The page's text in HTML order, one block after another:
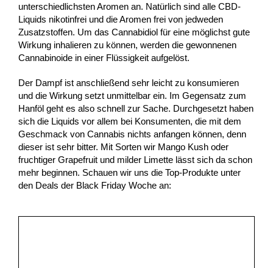
unterschiedlichsten Aromen an. Natürlich sind alle CBD-
Liquids nikotinfrei und die Aromen frei von jedweden
Zusatzstoffen. Um das Cannabidiol für eine möglichst gute
Wirkung inhalieren zu können, werden die gewonnenen
Cannabinoide in einer Flüssigkeit aufgelöst.
Der Dampf ist anschließend sehr leicht zu konsumieren
und die Wirkung setzt unmittelbar ein. Im Gegensatz zum
Hanföl geht es also schnell zur Sache. Durchgesetzt haben
sich die Liquids vor allem bei Konsumenten, die mit dem
Geschmack von Cannabis nichts anfangen können, denn
dieser ist sehr bitter. Mit Sorten wir Mango Kush oder
fruchtiger Grapefruit und milder Limette lässt sich da schon
mehr beginnen. Schauen wir uns die Top-Produkte unter
den Deals der Black Friday Woche an: